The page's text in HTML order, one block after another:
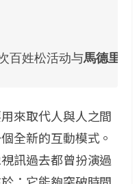
百姓松活动与馬德里
來取代人與人之間
全新的互動模式。
訊過去都曾扮演過